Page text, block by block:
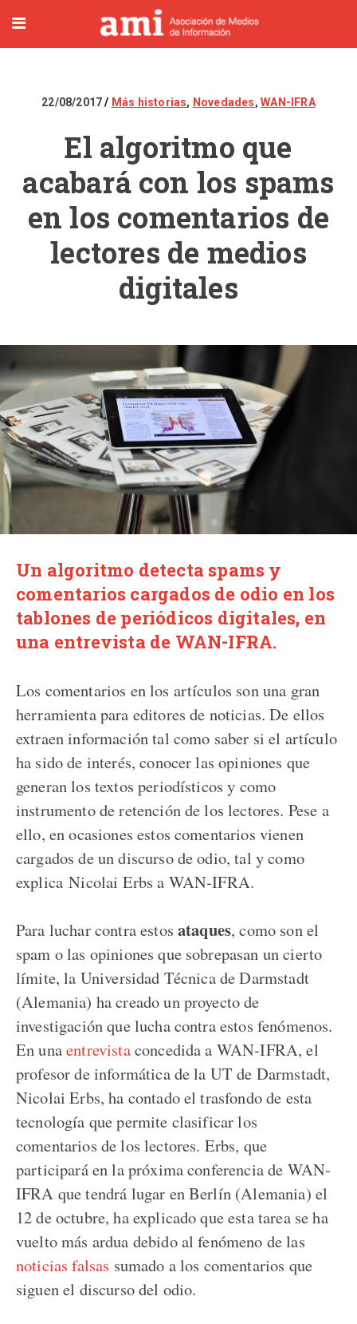
22/08/2017 Más historias, Novedades,WAN-IFRA
El algoritmo que
acabará con los spams
en los comentarios de
lectores de medios
digitales
Un algoritmo detecta spams y
comentarios cargados de odio en los
tablones de periódicos digitales, en
una entrevista de WAN-IFRA.
Los comentarios en los artículos son una gran
herramienta para editores de noticias. De ellos
extraen información tal como saber si el artículo
ha sido de interés, conocer las opiniones que
generan los textos periodísticos y como
instrumento de retención de los lectores. Pese a
ello, en ocasiones estos comentarios vienen
cargados de un discurso de odio, tal y como
explica Nicolai Erbs a WAN-IFRA.
Para luchar contra estos ataques, como son el
spam o las opiniones que sobrepasan un cierto
límite, la Universidad Técnica de Darmstadt
(Alemania) ha creado un proyecto de
investigación que lucha contra estos fenómenos.
En unaentrevistaconcedida a WAN-IFRA, el
profesor de informática de la UT de Darmstadt,
Nicolai Erbs, ha contado el trasfondo de esta
tecnología que permite clasificar los
comentarios de los lectores. Erbs, que
participará en la próxima conferencia de WAN-
IFRA que tendrá lugar en Berlín (Alemania) el
12 de octubre, ha explicado que esta tarea se ha
vuelto más ardua debido al fenómeno de las
noticias falsas sumado a los comentarios que
siguen el discurso del odio.